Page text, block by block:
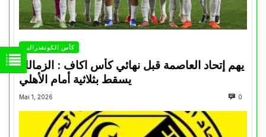
كأس الكونفدرالية
يهم إتحاد العاصمة قبل نهائي كأس اكاف : الزمالك
Mai 1, 2026 0